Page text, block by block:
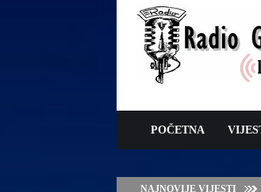
POČETNA
NAJNOVIJE VIJESTI